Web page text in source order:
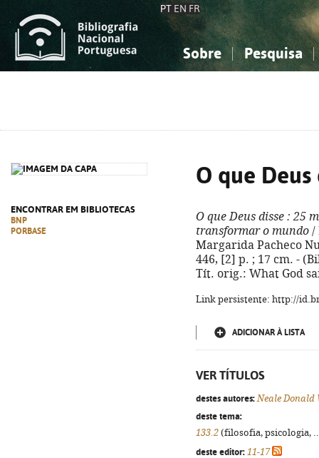
PT EN FR
Sobre Pesquisa
ENCONTRAR EM BIBLIOTECAS
BNP
PORBASE
O que Deus
O que Deus disse : 25
transformar o mundo /
Margarida Pacheco
446, [2] p. ; 17 cm. -
Tít. orig.: What God
Link persistente: http://
ADICIONAR À LISTA
VER TÍTULOS
destes autores: Neale Donald
deste tema:
133.2 (filosofia, psicologia,
deste editor: 11-17